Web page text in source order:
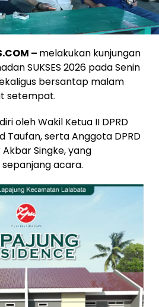
– melakukan kunjungan
SUKSES 2026 pada Senin
bersantap malam
setempat.
oleh Wakil Ketua II DPRD
Taufan, serta Anggota DPRD
Singke, yang
acara.